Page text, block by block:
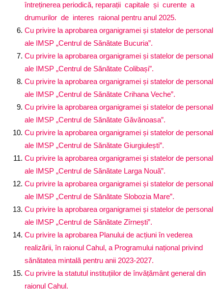
întreținerea periodică, reparații capitale și curente a
drumurilor de interes raional pentru anul 2025.
Cu privire la aprobarea organigramei și statelor de personal
ale IMSP „Centrul de Sănătate Bucuria”.
Cu privire la aprobarea organigramei și statelor de personal
ale IMSP „Centrul de Sănătate Colibași”.
Cu privire la aprobarea organigramei și statelor de personal
ale IMSP „Centrul de Sănătate Crihana Veche”.
Cu privire la aprobarea organigramei și statelor de personal
ale IMSP „Centrul de Sănătate Găvănoasa”.
Cu privire la aprobarea organigramei și statelor de personal
ale IMSP „Centrul de Sănătate Giurgiulești”.
Cu privire la aprobarea organigramei și statelor de personal
ale IMSP „Centrul de Sănătate Larga Nouă”.
Cu privire la aprobarea organigramei și statelor de personal
ale IMSP „Centrul de Sănătate Slobozia Mare”.
Cu privire la aprobarea organigramei și statelor de personal
ale IMSP „Centrul de Sănătate Zîrnești”.
Cu privire la aprobarea Planului de acțiuni în vederea
realizării, în raionul Cahul, a Programului național privind
sănătatea mintală pentru anii 2023-2027.
Cu privire la statutul instituțiilor de învățământ general din
raionul Cahul.